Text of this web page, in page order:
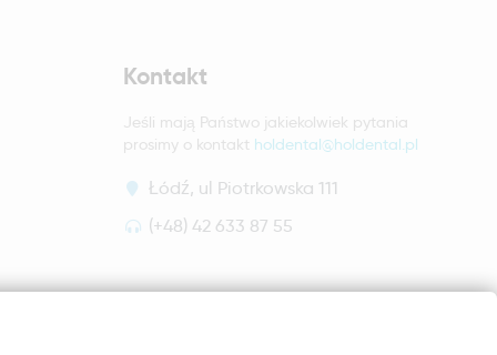
Kontakt
Jeśli mają Państwo jakiekolwiek pytania
prosimy o kontakt holdental@holdental.pl
Łódź, ul Piotrkowska 111
(+48) 42 633 87 55